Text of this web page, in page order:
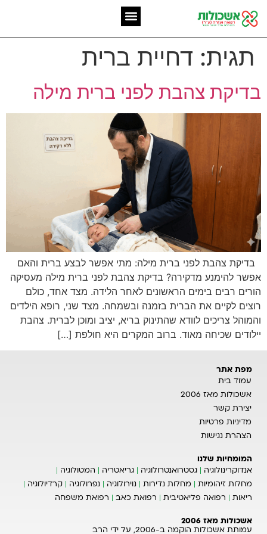
תגית: דחיית ברית
בדיקת צהבת לפני ברית מילה
בדיקת צהבת לפני ברית מילה: מתי אפשר לבצע ברית והאם
אפשר להימנע מדקירה? בדיקת צהבת לפני ברית מילה מעסיקה
הורים רבים בימים הראשונים לאחר הלידה. מצד אחד, כולם
רוצים לקיים את הברית בזמנה ובשמחה. מצד שני, רופא הילדים
והמוהל צריכים לוודא שהתינוק בריא, יציב ומוכן לברית. צהבת
יילודים שכיחה מאוד. ברוב המקרים היא חולפת […]
מפת אתר
עמוד בית
אשכולות מאז 2006
יצירת קשר
מדיניות פרטיות
הצהרת נגישות
המומחיות שלנו
אנדוקרינולוגיה
גסטרואנטרולוגיה גריאטריה
המטולוגיה
מחלות זיהומיות
מחלות נדירות נוירולוגיה נפרולוגיה
קרדיולוגיה
ריאות
רפואה פליאטיבית רפואת כאב רפואת משפחה
אשכולות מאז 2006
עמותת אשכולות הוקמה ב-2006, על ידי הרב